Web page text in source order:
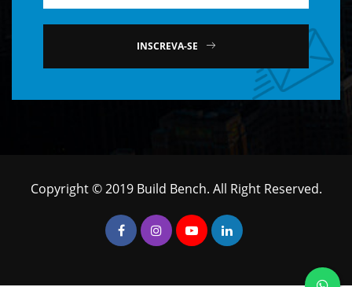
INSCREVA-SE
Copyright © 2019 Build Bench. All Right Reserved.